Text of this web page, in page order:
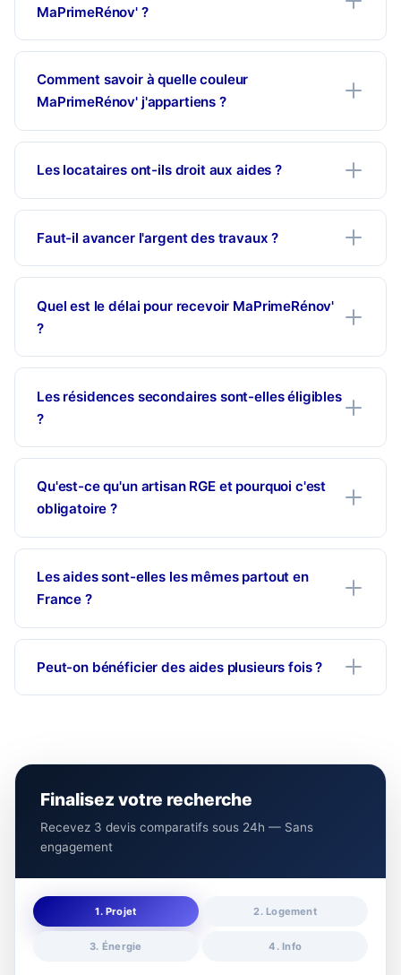
MaPrimeRénov' ?
Comment savoir à quelle couleur
MaPrimeRénov' j'appartiens ?
Les locataires ont-ils droit aux aides ?
Faut-il avancer l'argent des travaux ?
Quel est le délai pour recevoir MaPrimeRénov'
?
Les résidences secondaires sont-elles éligibles
?
Qu'est-ce qu'un artisan RGE et pourquoi c'est
obligatoire ?
Les aides sont-elles les mêmes partout en
France ?
Peut-on bénéficier des aides plusieurs fois ?
Finalisez votre recherche
Recevez 3 devis comparatifs sous 24h — Sans
engagement
1. Projet 2. Logement
3. Énergie 4. Info